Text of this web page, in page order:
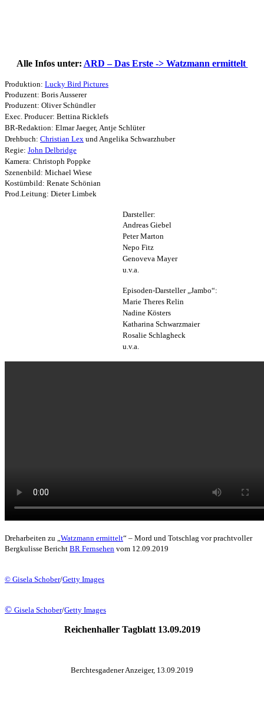
Alle Infos unter: ARD – Das Erste -> Watzmann ermittelt
Produktion: Lucky Bird Pictures
Produzent: Boris Ausserer
Produzent: Oliver Schündler
Exec. Producer: Bettina Ricklefs
BR-Redaktion: Elmar Jaeger, Antje Schlüter
Drehbuch: Christian Lex und Angelika Schwarzhuber
Regie: John Delbridge
Kamera: Christoph Poppke
Szenenbild: Michael Wiese
Kostümbild: Renate Schönian
Prod.Leitung: Dieter Limbek
Darsteller:
Andreas Giebel
Peter Marton
Nepo Fitz
Genoveva Mayer
u.v.a.
Episoden-Darsteller „Jambo“:
Marie Theres Relin
Nadine Kösters
Katharina Schwarzmaier
Rosalie Schlagheck
u.v.a.
Dreharbeiten zu „ Watzmann ermittelt“ – Mord und Totschlag vor prachtvoller
Bergkulisse Bericht BR Fernsehen vom 12.09.2019
© Gisela Schober/Getty Images
© Gisela Schober/Getty Images
Reichenhaller Tagblatt 13.09.2019
Berchtesgadener Anzeiger, 13.09.2019